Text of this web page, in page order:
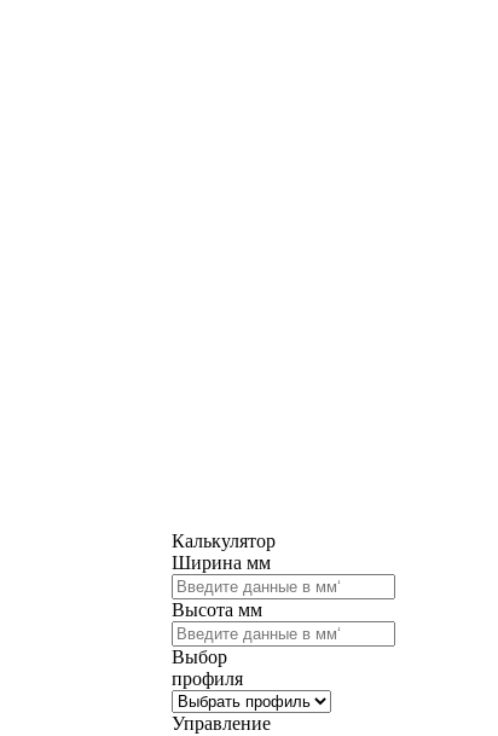
Калькулятор
Ширина мм
Высота мм
Выбор
профиля
Управление